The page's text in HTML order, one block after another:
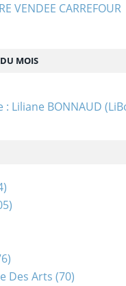
VENDEE CARREFOUR
Des Arts (70)
MOIS
: Liliane BONNAUD